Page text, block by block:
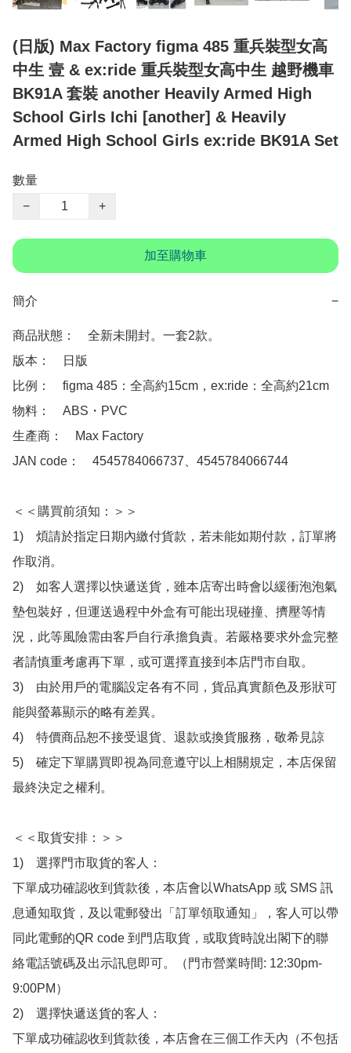
(日版) Max Factory figma 485 重兵裝型女高
中生 壹 & ex:ride 重兵裝型女高中生 越野機車
BK91A 套裝 another Heavily Armed High
School Girls Ichi [another] & Heavily
Armed High School Girls ex:ride BK91A Set
數量
−
+
加至購物車
簡介 −
商品狀態：　全新未開封。一套2款。
版本：　日版
比例：　figma 485：全高約15cm，ex:ride：全高約21cm
物料：　ABS・PVC
生產商：　Max Factory
JAN code：　4545784066737、4545784066744
＜＜購買前須知：＞＞
1)　煩請於指定日期內繳付貨款，若未能如期付款，訂單將
作取消。
2)　如客人選擇以快遞送貨，雖本店寄出時會以緩衝泡泡氣
墊包裝好，但運送過程中外盒有可能出現碰撞、擠壓等情
況，此等風險需由客戶自行承擔負責。若嚴格要求外盒完整
者請慎重考慮再下單，或可選擇直接到本店門市自取。
3)　由於用戶的電腦設定各有不同，貨品真實顏色及形狀可
能與螢幕顯示的略有差異。
4)　特價商品恕不接受退貨、退款或換貨服務，敬希見諒
5)　確定下單購買即視為同意遵守以上相關規定，本店保留
最終決定之權利。
＜＜取貨安排：＞＞
1)　選擇門市取貨的客人：
下單成功確認收到貨款後，本店會以WhatsApp 或 SMS 訊
息通知取貨，及以電郵發出「訂單領取通知」，客人可以帶
同此電郵的QR code 到門店取貨，或取貨時說出閣下的聯
絡電話號碼及出示訊息即可。（門市營業時間: 12:30pm-
9:00PM）
2)　選擇快遞送貨的客人：
下單成功確認收到貨款後，本店會在三個工作天內（不包括